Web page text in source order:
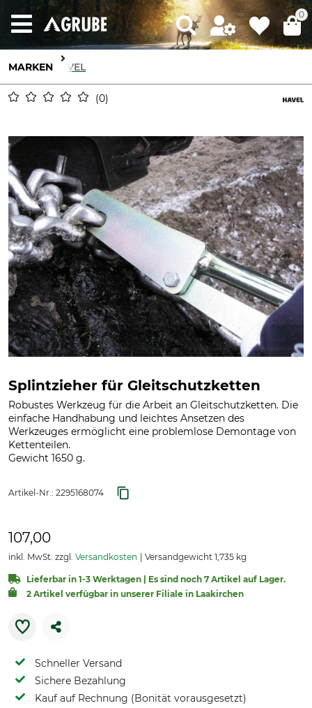
0
MARKEN HAVEL
0
Splintzieher für Gleitschutzketten
Robustes Werkzeug für die Arbeit an Gleitschutzketten. Die
einfache Handhabung und leichtes Ansetzen des
Werkzeuges ermöglicht eine problemlose Demontage von
Kettenteilen.
Gewicht 1650 g.
Artikel-Nr.: 2295168074
107,00
inkl. MwSt. zzgl. Versandkosten Versandgewicht 1,735 kg
Lieferbar in 1-3 Werktagen | Es sind noch 7 Artikel auf Lager.
2 Artikel verfügbar in unserer Filiale in Laakirchen
Schneller Versand
Sichere Bezahlung
Kauf auf Rechnung (Bonität vorausgesetzt)